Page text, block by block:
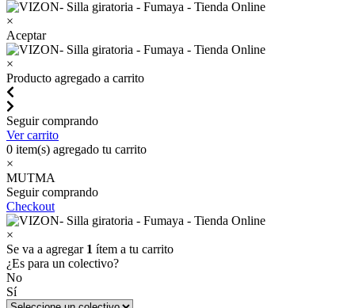
×
Aceptar
×
Producto agregado a carrito
Seguir comprando
Ver carrito
0 item(s) agregado tu carrito
×
MUTMA
Seguir comprando
Checkout
×
Se va a agregar 1 ítem a tu carrito
¿Es para un colectivo?
No
Sí